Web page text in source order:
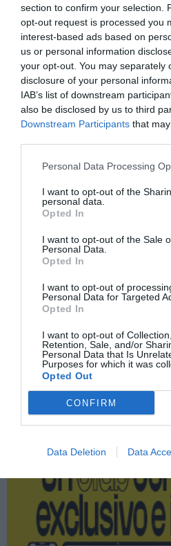
section to confirm your selection.
opt-out request is processed you
interest-based ads based on
us or personal information
your opt-out. You may separately
disclosure of your personal
IAB’s list of downstream
also be disclosed by us to third
Downstream Participants that
Personal Data Processing
I want to opt-out of the
personal data.
Opted In
I want to opt-out of the Sale
Personal Data.
Opted In
I want to opt-out of
Personal Data for Targeted
Opted In
I want to opt-out of
Retention, Sale, and/or
Personal Data that Is
Purposes for which it was
Opted Out
CONFIRM
Data Deletion Data
Índex2P
Aston Villa
PRO Women in Sports
quieres más información,
través de
Añadir2Playbookcomo
de forma gratuita
Mantente informado con las
Compartir
Publicidad
2Playbook Club2P